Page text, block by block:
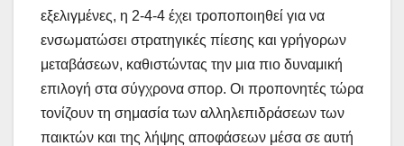
εξελιγμένες, η 2-4-4 έχει τροποποιηθεί για να
ενσωματώσει στρατηγικές πίεσης και γρήγορων
μεταβάσεων, καθιστώντας την μια πιο δυναμική
επιλογή στα σύγχρονα σπορ. Οι προπονητές τώρα
τονίζουν τη σημασία των αλληλεπιδράσεων των
παικτών και της λήψης αποφάσεων μέσα σε αυτή